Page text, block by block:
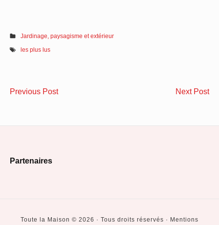
Jardinage, paysagisme et extérieur
les plus lus
Navigation
Previous PostA
Next Post
Partenaires
Toute la Maison © 2026 · Tous droits réservés · Mentions